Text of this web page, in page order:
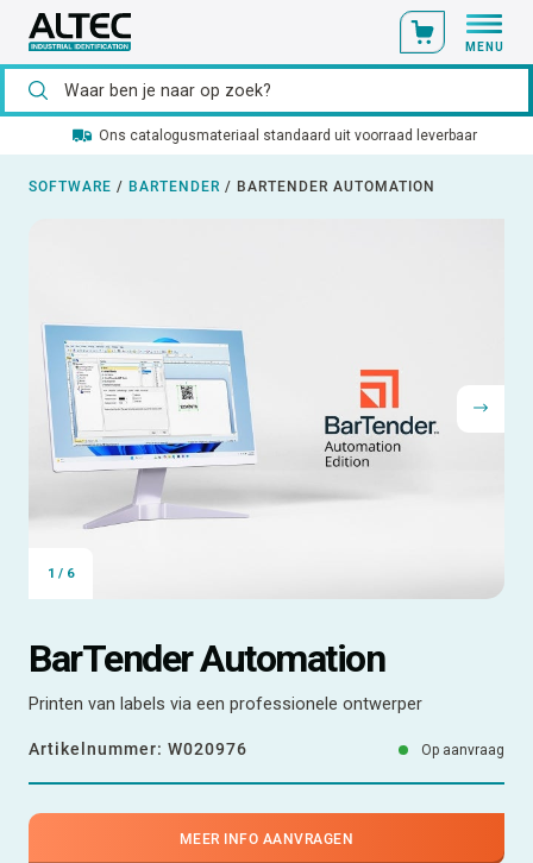
MENU
Ons catalogusmateriaal standaard uit voorraad leverbaar
SOFTWARE / BARTENDER / BARTENDER AUTOMATION
1 / 6
BarTender Automation
Printen van labels via een professionele ontwerper
Artikelnummer: W020976 Op aanvraag
MEER INFO AANVRAGEN